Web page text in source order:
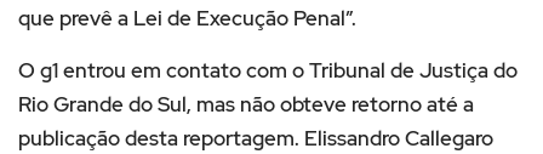
que prevê a Lei de Execução Penal”.
O g1 entrou em contato com o Tribunal de Justiça do
Rio Grande do Sul, mas não obteve retorno até a
publicação desta reportagem. Elissandro Callegaro